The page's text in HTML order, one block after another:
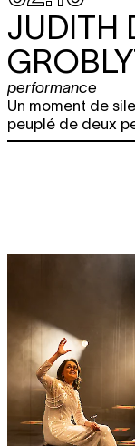
JUDITH
performance
Un moment de
peuplé de deux